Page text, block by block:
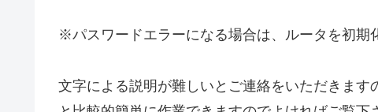
※パスワードエラーになる場合は、ルータを初期
文字による説明が難しいとご連絡をいただきます